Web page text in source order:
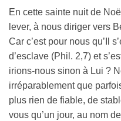
En cette sainte nuit de
lever, à nous diriger vers
Car c’est pour nous qu’Il
d’esclave (Phil. 2,7) et
irions-nous sinon à Lui ?
irréparablement que
plus rien de fiable, de
vous qu’un jour, au nom